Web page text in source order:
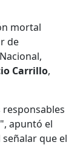
mortal
de
Carrillo,
apuntó el
que el